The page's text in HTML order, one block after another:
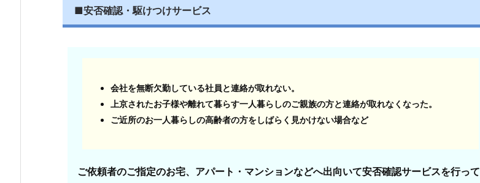
ビ
ス・
■安否確認・駆けつけサービス
会社を無断欠勤している社員と連絡が取れない。
上京されたお子様や離れて暮らす一人暮らしのご親族の方と連絡が取れなくなった。
ご近所のお一人暮らしの高齢者の方をしばらく見かけない場合など
ご依頼者のご指定のお宅、アパート・マンションなどへ出向いて安否確認サービスを行って